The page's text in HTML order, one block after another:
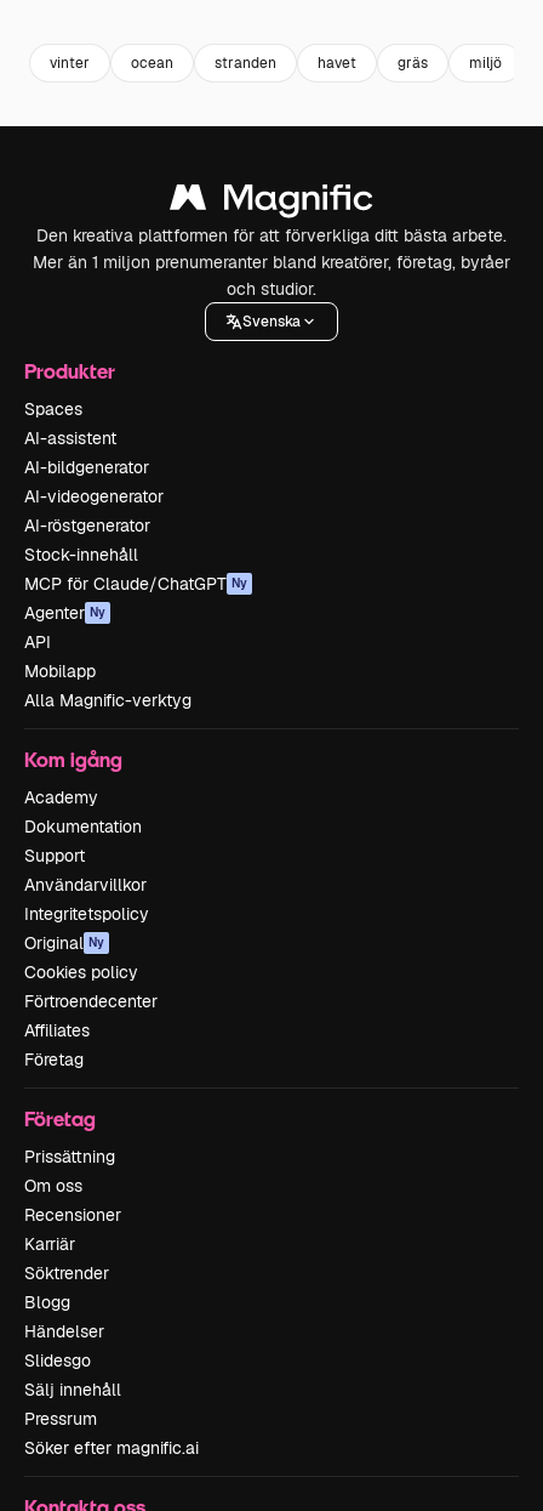
vinter ocean stranden havet gräs miljö
Den kreativa plattformen för att förverkliga ditt bästa arbete.
Mer än 1 miljon prenumeranter bland kreatörer, företag, byråer
och studior.
Svenska
Produkter
Spaces
AI-assistent
AI-bildgenerator
AI-videogenerator
AI-röstgenerator
Stock-innehåll
MCP för Claude/ChatGPT Ny
Agenter Ny
API
Mobilapp
Alla Magnific-verktyg
Kom igång
Academy
Dokumentation
Support
Användarvillkor
Integritetspolicy
Original Ny
Cookies policy
Förtroendecenter
Affiliates
Företag
Företag
Prissättning
Om oss
Recensioner
Karriär
Söktrender
Blogg
Händelser
Slidesgo
Sälj innehåll
Pressrum
Söker efter magnific.ai